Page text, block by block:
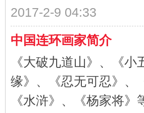
2017-2-9 04:33
中国连环画家简介
《大破九道山》、《
缘》、《忍无可忍》、
《水浒》、《杨家将